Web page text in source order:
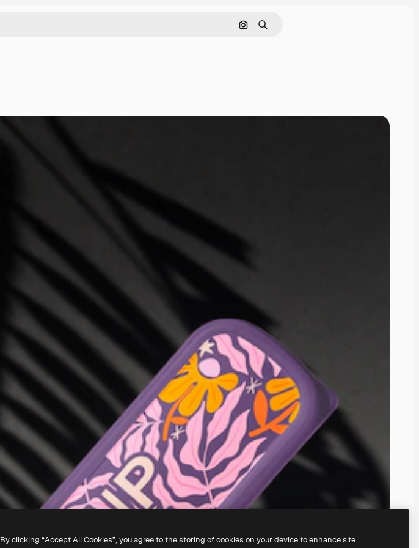
Pesquisar por imagem
Buscar
By clicking “Accept All Cookies”, you agree to the storing of cookies on your device to enhance site